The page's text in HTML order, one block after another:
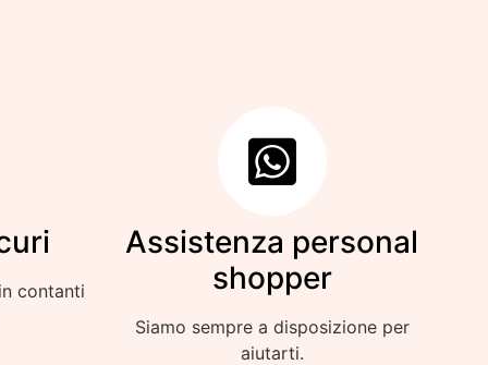
contanti
Assistenza personal
shopper
Siamo sempre a disposizione per
aiutarti.